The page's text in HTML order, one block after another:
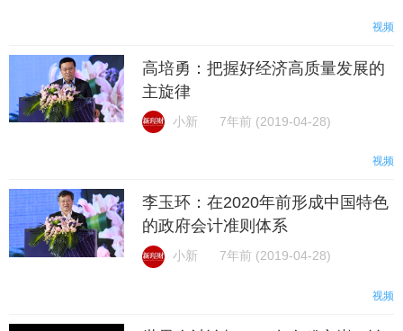
视频
高培勇：把握好经济高质量发展的
主旋律
小新 7年前 (2019-04-28)
视频
李玉环：在2020年前形成中国特色
的政府会计准则体系
小新 7年前 (2019-04-28)
视频